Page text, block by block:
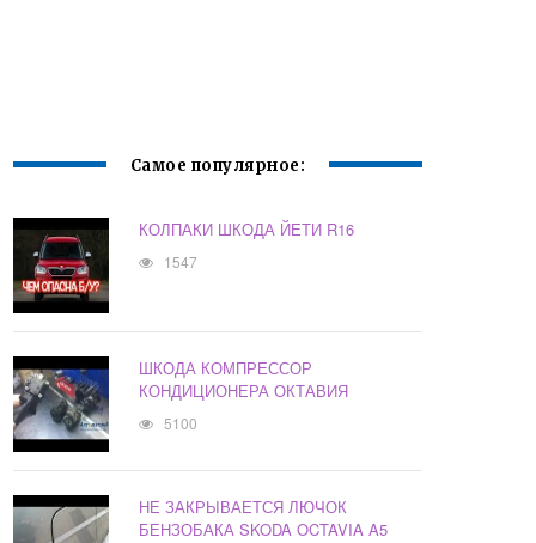
Самое популярное:
КОЛПАКИ ШКОДА ЙЕТИ R16
1547
ШКОДА КОМПРЕССОР
КОНДИЦИОНЕРА ОКТАВИЯ
5100
НЕ ЗАКРЫВАЕТСЯ ЛЮЧОК
БЕНЗОБАКА SKODA OCTAVIA A5